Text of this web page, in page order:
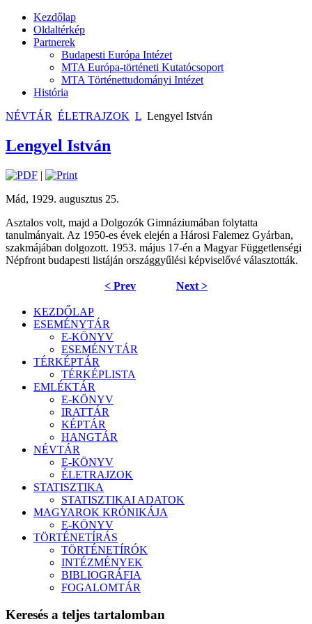
Kezdőlap
Oldaltérkép
Partnerek
Budapesti Európa Intézet
MTA Európa-történeti Kutatócsoport
MTA Történettudományi Intézet
História
NÉVTÁR ÉLETRAJZOK L Lengyel István
Lengyel István
|
Mád, 1929. augusztus 25.
Asztalos volt, majd a Dolgozók Gimnáziumában folytatta
tanulmányait. Az 1950-es évek elején a Hárosi Falemez Gyárban,
szakmájában dolgozott. 1953. május 17-én a Magyar Függetlenségi
Népfront budapesti listáján országgyűlési képviselővé választották.
< Prev Next >
KEZDŐLAP
ESEMÉNYTÁR
E-KÖNYV
ESEMÉNYTÁR
TÉRKÉPTÁR
TÉRKÉPLISTA
EMLÉKTÁR
E-KÖNYV
IRATTÁR
KÉPTÁR
HANGTÁR
NÉVTÁR
E-KÖNYV
ÉLETRAJZOK
STATISZTIKA
STATISZTIKAI ADATOK
MAGYAROK KRÓNIKÁJA
E-KÖNYV
TÖRTÉNETÍRÁS
TÖRTÉNETÍRÓK
INTÉZMÉNYEK
BIBLIOGRÁFIA
FOGALOMTÁR
Keresés a teljes tartalomban